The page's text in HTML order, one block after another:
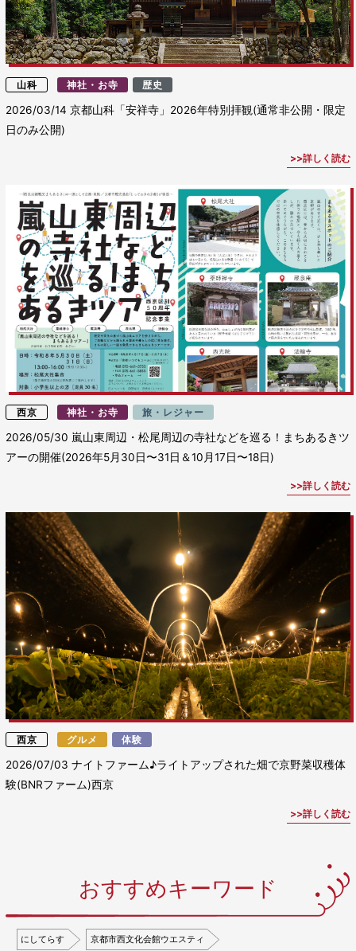
山科 神社・お寺 歴史
2026/03/14京都山科「安祥寺」2026年特別拝観(通常非公開・限定
日のみ公開)
詳しく読む
西京 神社・お寺 旅・レジャー
2026/05/30 嵐山東周辺・松尾周辺の寺社などを巡る！まちあるきツ
アーの開催(2026年5月30日〜31日＆10月17日〜18日)
詳しく読む
西京 グルメ 体験
2026/07/03ナイトファーム♪ライトアップされた畑で京野菜収穫体
験(BNRファーム)西京
詳しく読む
おすすめキーワード
にしてらす 京都市西文化会館ウエスティ